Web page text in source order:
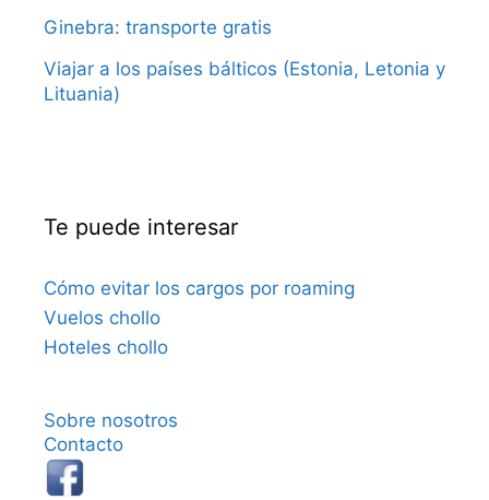
Ginebra: transporte gratis
Viajar a los países bálticos (Estonia, Letonia y
Lituania)
Te puede interesar
Cómo evitar los cargos por roaming
Vuelos chollo
Hoteles chollo
Sobre nosotros
Contacto